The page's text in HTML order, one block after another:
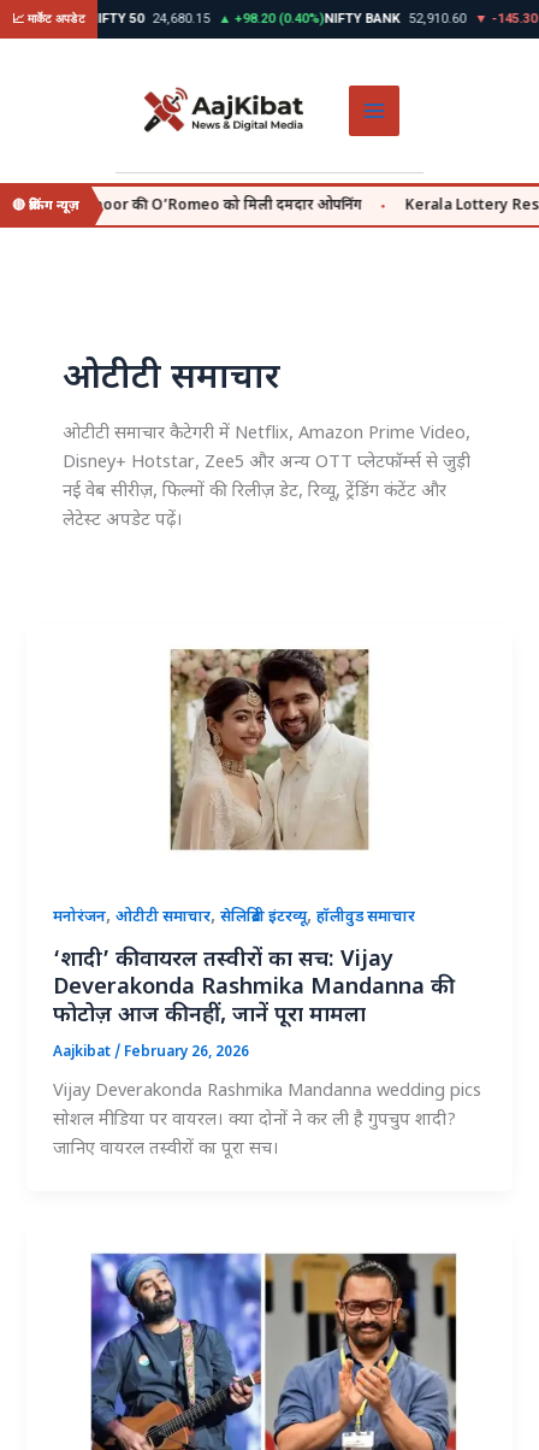
Skip
to
📈 मार्केट अपडेट
(0.39%)NIFTY 50 24,680.15 ▲ +98.20 (0.40%)NIFTY BANK 52,910.60 ▼ -145.30
🔴 ब्रेकिंग न्यूज़
Kapoor की O’Romeo को मिली दमदार ओपनिंग ● Kerala Lottery Result आज
ओटीटी समाचार
ओटीटी समाचार कैटेगरी में Netflix, Amazon Prime Video,
Disney+ Hotstar, Zee5 और अन्य OTT प्लेटफॉर्म्स से जुड़ी
नई वेब सीरीज़, फिल्मों की रिलीज़ डेट, रिव्यू, ट्रेंडिंग कंटेंट और
लेटेस्ट अपडेट पढ़ें।
मनोरंजन,ओटीटी समाचार,सेलिब्रिटी इंटरव्यू,हॉलीवुड समाचार
‘शादी’ की वायरल तस्वीरों का सच: Vijay
Deverakonda Rashmika Mandanna की
फोटोज़ आज की नहीं, जानें पूरा मामला
Aajkibat/ February 26, 2026
Vijay Deverakonda Rashmika Mandanna wedding pics
सोशल मीडिया पर वायरल। क्या दोनों ने कर ली है गुपचुप शादी?
जानिए वायरल तस्वीरों का पूरा सच।